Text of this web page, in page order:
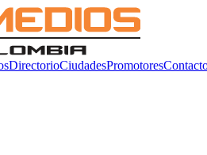
DirectorioCiudadesPromotores